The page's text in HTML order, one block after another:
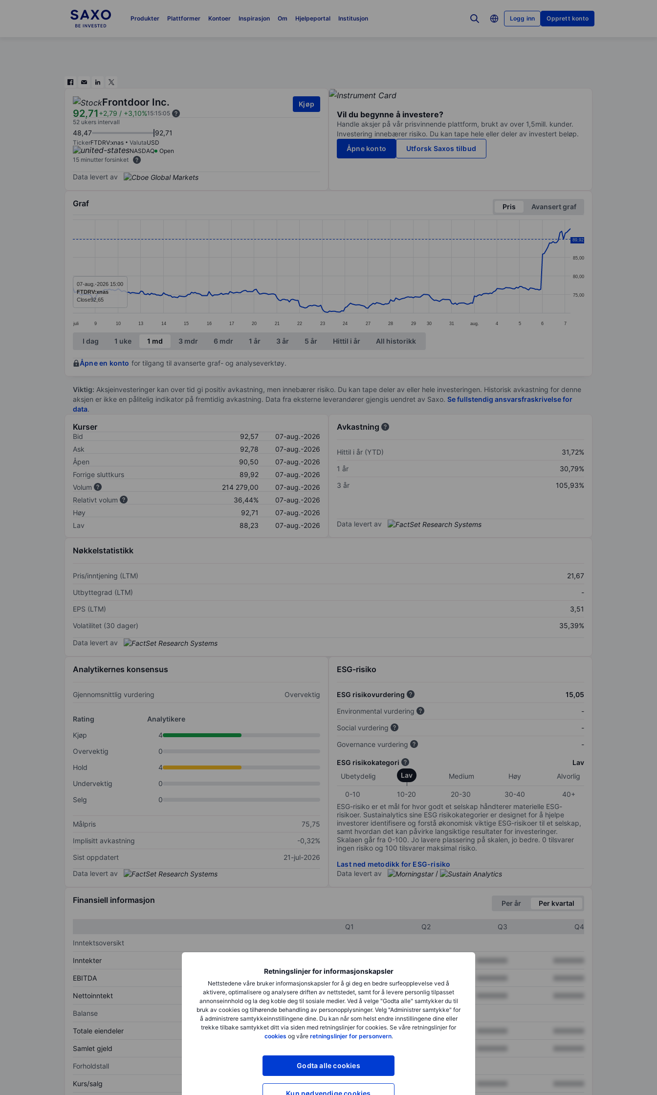
Produkter Plattformer Kontoer Inspirasjon Om Hjelpeportal Institusjon Logg inn Opprett konto
Retningslinjer for informasjonskapsler
Nettstedene våre bruker informasjonskapsler for å gi deg en bedre surfeopplevelse ved å
aktivere, optimalisere og analysere driften av nettstedet, samt for å levere personlig tilpasset
annonseinnhold og la deg koble deg til sosiale medier. Ved å velge "Godta alle" samtykker du til
bruk av cookies og tilhørende behandling av personopplysninger. Velg "Administrer samtykke" for
å administrere samtykkeinnstillingene dine. Du kan når som helst endre innstillingene dine eller
trekke tilbake samtykket ditt via siden med retningslinjer for cookies. Se våre retningslinjer for
cookies og våre retningslinjer for personvern.
Godta alle cookies
Kun nødvendige cookies
Frontdoor Inc.
92,71+2,79 / +3,10%15:15:05
Kjøp
52 ukers intervall
48,47 92,71
TickerFTDRV:xnas ValutaUSD
NASDAQ
Open
15 minutter forsinket
Data levert av
Vil du begynne å investere?
Handle aksjer på vår prisvinnende plattform, brukt av over 1,5mill. kunder.
Investering innebærer risiko. Du kan tape hele eller deler av investert beløp.
Åpne konto
Utforsk Saxos tilbud
Graf Pris
Avansert graf
juli 9 10 13 14 15 16 17 20 21 22 23 24 27 28 29 30 31 aug. 4 5 6 7
75,00
80,00
85,00
90,00
89,92
07-aug.-2026 15:00
FTDRV:xnas
Close92,65
End of interactive chart.
I dag 1 uke 1 md 3 mdr 6 mdr 1 år 3 år 5 år Hittil i år All historikk
Åpne en konto for tilgang til avanserte graf- og analyseverktøy.
Viktig: Aksjeinvesteringer kan over tid gi positiv avkastning, men innebærer risiko. Du kan tape deler av eller hele investeringen. Historisk avkastning for denne
aksjen er ikke en pålitelig indikator på fremtidig avkastning. Data fra eksterne leverandører gjengis uendret av Saxo. Se fullstendig ansvarsfraskrivelse for
data.
Kurser
Bid 92,57
07-aug.-2026
Ask
92,78
07-aug.-2026
Åpen
90,50
07-aug.-2026
Forrige sluttkurs
89,92
07-aug.-2026
Volum
214 279,00
07-aug.-2026
Relativt volum
36,44%
07-aug.-2026
Høy
92,71
07-aug.-2026
Lav
88,23 07-aug.-2026
Avkastning
Hittil i år (YTD)
31,72%
1 år
30,79%
3 år
105,93%
Data levert av
Nøkkelstatistikk
Pris/inntjening (LTM)
21,67
Utbyttegrad (LTM)
-
EPS (LTM)
3,51
Volatilitet (30 dager)
35,39%
Data levert av
Analytikernes konsensus
Gjennomsnittlig vurdering Overvektig
Rating
Analytikere
Kjøp
4
Overvektig
0
Hold
4
Undervektig
0
Selg
0
Målpris
75,75
Implisitt avkastning
-0,32%
Sist oppdatert
21-jul-2026
Data levert av
ESG-risiko
ESG risikovurdering
15,05
Environmental vurdering
-
Social vurdering
-
Governance vurdering
-
ESG risikokategori
Lav
Ubetydelig
Lav Medium Høy Alvorlig
0-10 10-20 20-30 30-40
40+
ESG-risiko er et mål for hvor godt et selskap håndterer materielle ESG-
risikoer. Sustainalytics sine ESG risikokategorier er designet for å hjelpe
investorer identifisere og forstå økonomisk viktige ESG-risikoer til et selskap,
samt hvordan det kan påvirke langsiktige resultater for investeringer.
Skalaen går fra 0-100. Jo lavere plassering på skalen, jo bedre. 0 tilsvarer
ingen risiko og 100 tilsvarer maksimal risiko.
Last ned metodikk for ESG-risiko
Data levert av
/
Finansiell informasjon Per år Per kvartal
Q1 Q2 Q3
Q4
Inntektsoversikt
Inntekter
EBITDA XXXXXXX
Nettoinntekt XXXXXXX XXXXXXX
Balanse
Totale eiendeler XXXXXXX XXXXXXX
Samlet gjeld
Forholdstall
Kurs/salg XXXXXXX